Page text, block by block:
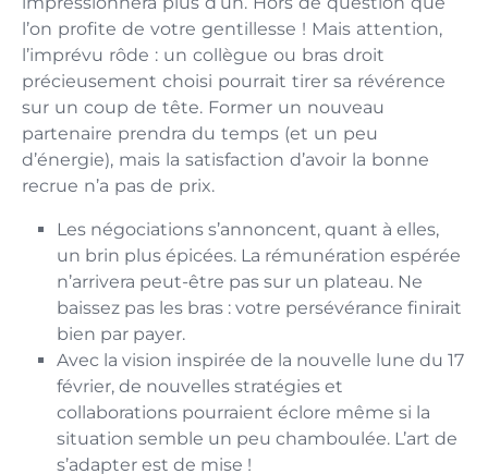
l’on profite de votre gentillesse ! Mais attention,
l’imprévu rôde : un collègue ou bras droit
précieusement choisi pourrait tirer sa révérence
sur un coup de tête. Former un nouveau
partenaire prendra du temps (et un peu
d’énergie), mais la satisfaction d’avoir la bonne
recrue n’a pas de prix.
Les négociations s’annoncent, quant à elles,
un brin plus épicées. La rémunération espérée
n’arrivera peut-être pas sur un plateau. Ne
baissez pas les bras : votre persévérance finirait
bien par payer.
Avec la vision inspirée de la nouvelle lune du 17
février, de nouvelles stratégies et
collaborations pourraient éclore même si la
situation semble un peu chamboulée. L’art de
s’adapter est de mise !